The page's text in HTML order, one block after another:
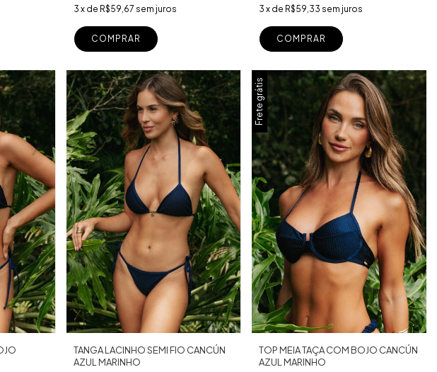
3 x de R$59,67 sem juros
COMPRAR
3 x de R$59,33 sem juros
COMPRAR
TANGA LACINHO SEMI FIO CANCÚN
AZUL MARINHO
Frete grátis
TOP MEIA TAÇA COM BOJO CANCÚN
AZUL MARINHO